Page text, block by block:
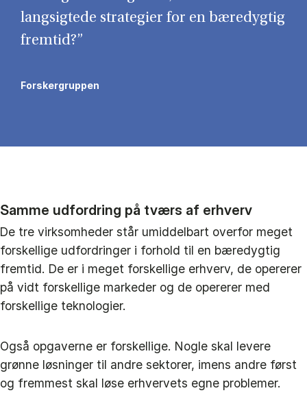
langsigtede strategier for en bæredygtig
fremtid?”
Forskergruppen
Samme udfordring på tværs af erhverv
De tre virksomheder står umiddelbart overfor meget
forskellige udfordringer i forhold til en bæredygtig
fremtid. De er i meget forskellige erhverv, de opererer
på vidt forskellige markeder og de opererer med
forskellige teknologier.
Også opgaverne er forskellige. Nogle skal levere
grønne løsninger til andre sektorer, imens andre først
og fremmest skal løse erhvervets egne problemer.